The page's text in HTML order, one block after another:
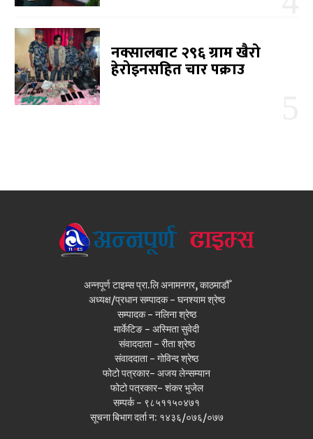
नक्सालबाट २९६ ग्राम खैरो
हेरोइनसहित चार पक्राउ
अन्नपूर्ण टाइम्स प्रा.लि अनामनगर, काठमाडौँ
अध्यक्ष/प्रधान सम्पादक - घनश्याम श्रेष्ठ
सम्पादक - नलिना श्रेष्ठ
मार्केटिङ - अस्मिता सुवेदी
संवाददाता - रीता श्रेष्ठ
संवाददाता - गोविन्द श्रेष्ठ
फोटो पत्रकार- अजय लेन्सम्यान
फोटो पत्रकार- शंकर भुजेल
सम्पर्क - ९८५११५०४७१
सूचना बिभाग दर्ता न: १४३६/०७६/०७७